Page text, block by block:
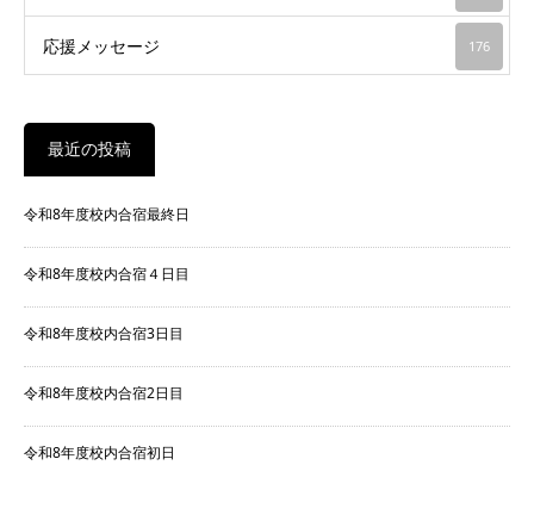
応援メッセージ 176
最近の投稿
令和8年度校内合宿最終日
令和8年度校内合宿４日目
令和8年度校内合宿3日目
令和8年度校内合宿2日目
令和8年度校内合宿初日